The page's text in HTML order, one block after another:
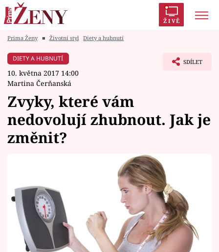
ŽIVĚ
Módní alarm
Zrádci
Témata
Celebrity
Seriály
Horoskopy
Sledujte prima+
Prima Ženy ■ Životní styl Diety a hubnutí
DIETY A HUBNUTÍ
10. května 2017 14:00
Martina Čerňanská
SDÍLET
Zvyky, které vám
nedovolují zhubnout. Jak je
změnit?